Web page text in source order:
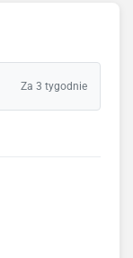
Za 3 tygodnie